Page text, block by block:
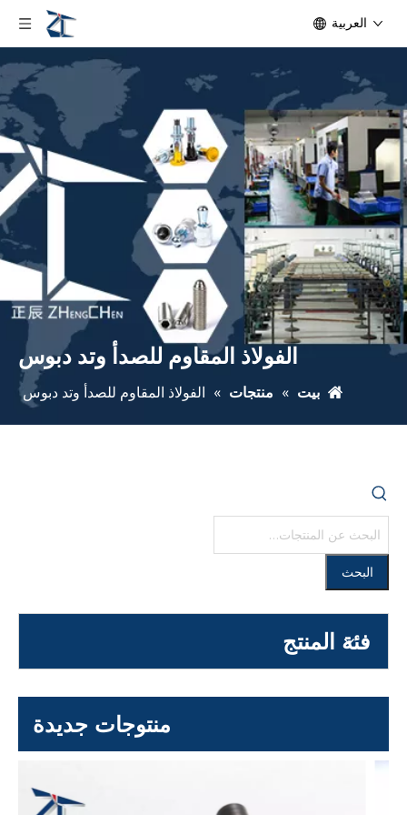
العربية
الفولاذ المقاوم للصدأ وتد دبوس
بيت » منتجات » الفولاذ المقاوم للصدأ وتد دبوس
البحث
فئة المنتج
منتوجات جديدة